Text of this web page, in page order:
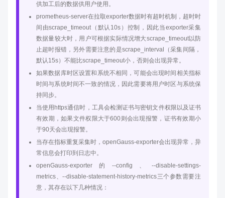
供加工后的数据供用户使用。
prometheus-server在拉取exporter数据时有超时机制，超时时
间由scrape_timeout（默认10s）控制，因此当exporter采集
数据量较大时，用户可根据实际情况增大scrape_timeout以防
止超时报错，另外需要注意的是scrape_interval（采集间隔，
默认15s）不能比scrape_timeout小，否则会出现异常。
如果数据库时区设置和系统不相同，可能会出现时间相关指标
时间与系统时间不一致的情况，因此需要将用户时区与系统保
持同步。
当使用https通信时，工具会检测证书与密钥文件权限以及证书
有效期，如果文件权限大于600则会出现报警，证书有效期小
于90天会出现报警。
当存在指标重复采集时，openGauss-exporter会出现异常，异
常信息会打印到日志中。
openGauss-exporter的--config、--disable-settings-
metrics、--disable-statement-history-metrics三个参数需要注
意，其存在以下几种情况：